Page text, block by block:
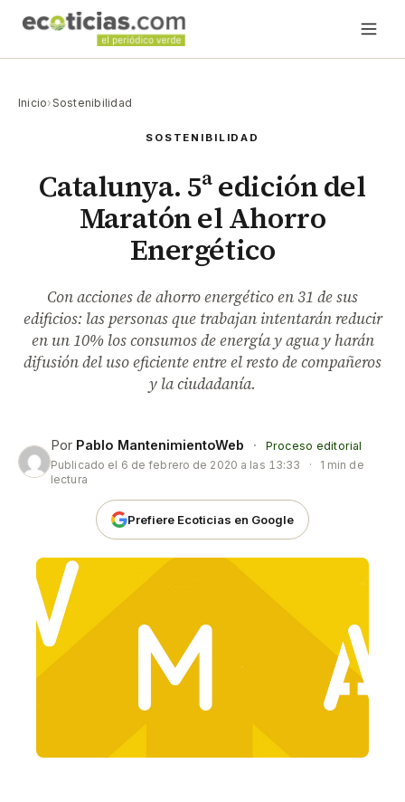
Inicio›Sostenibilidad
SOSTENIBILIDAD
Catalunya. 5ª edición del
Maratón el Ahorro
Energético
Con acciones de ahorro energético en 31 de sus
edificios: las personas que trabajan intentarán reducir
en un 10% los consumos de energía y agua y harán
difusión del uso eficiente entre el resto de compañeros
y la ciudadanía.
Por Pablo MantenimientoWeb ·
Proceso editorial
Publicado el 6 de febrero de 2020 a las 13:33 ·
1 min de
lectura
Prefiere Ecoticias en Google